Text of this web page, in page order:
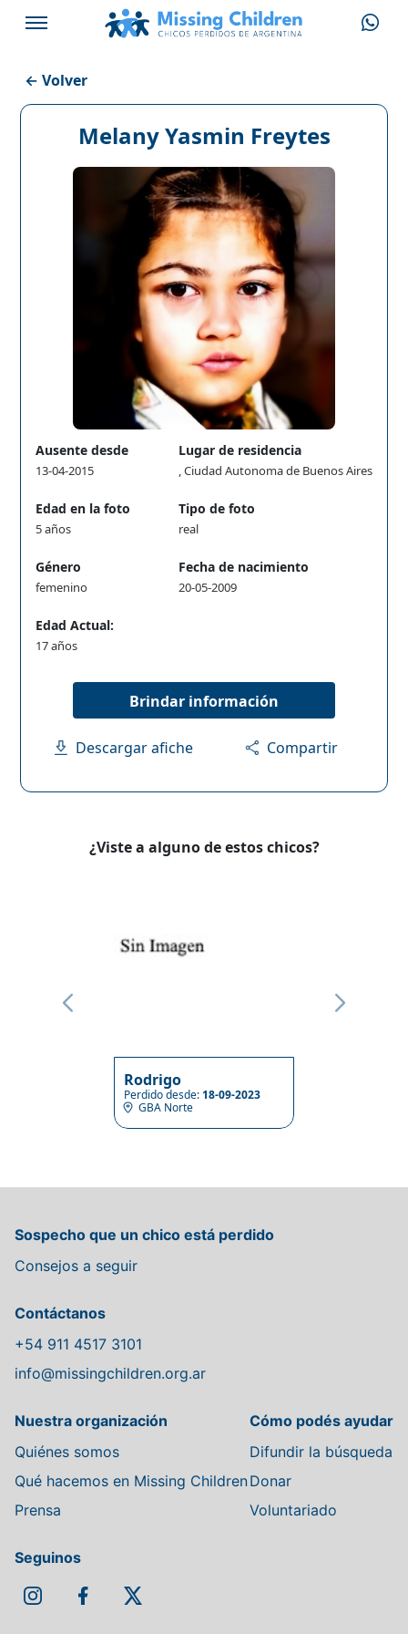
← Volver
Melany Yasmin Freytes
Ausente desde
13-04-2015
Lugar de residencia
, Ciudad Autonoma de Buenos Aires
Edad en la foto
5 años
Tipo de foto
real
Género
femenino
Fecha de nacimiento
20-05-2009
Edad Actual:
17 años
Brindar información
Descargar afiche Compartir
¿Viste a alguno de estos chicos?
Rodrigo
Perdido desde:18-09-2023
GBA Norte
Sospecho que un chico está perdido
Consejos a seguir
Contáctanos
+54 911 4517 3101
info@missingchildren.org.ar
Nuestra organización
Quiénes somos
Qué hacemos en Missing Children
Prensa
Cómo podés ayudar
Difundir la búsqueda
Donar
Voluntariado
Seguinos